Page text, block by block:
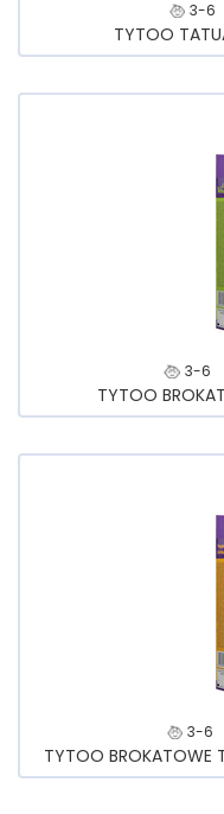
3-6
TYTOO
3-6
TYTOO
3-6
TYTOO BROKATOWE